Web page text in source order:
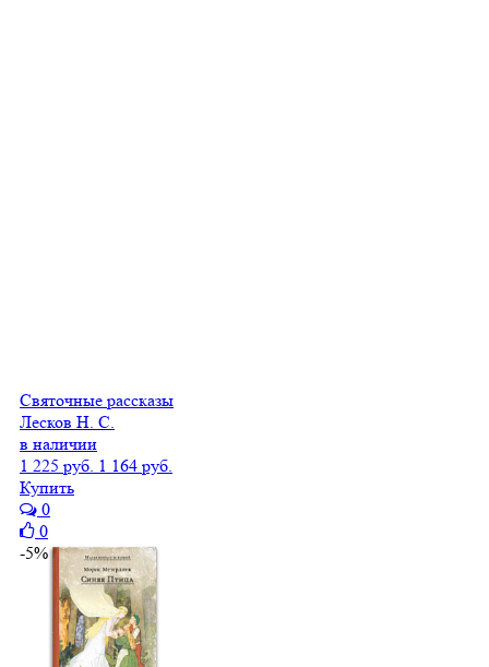
Святочные рассказы
Лесков Н. С.
в наличии
1 225 руб. 1 164 руб.
Купить
0
0
-5%